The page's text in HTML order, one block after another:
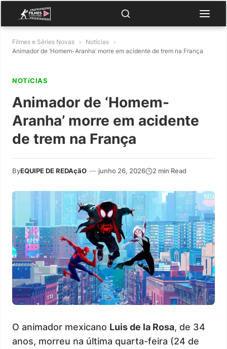
Filmes e Séries Novas » Notícias »
Animador de ‘Homem-Aranha’ morre em acidente de trem na França
NOTíCIAS
Animador de ‘Homem-
Aranha’ morre em acidente
de trem na França
ByEQUIPE DE REDAçãO — junho 26, 2026 2 min Read
O animador mexicano Luis de la Rosa, de 34
anos, morreu na última quarta-feira (24 de